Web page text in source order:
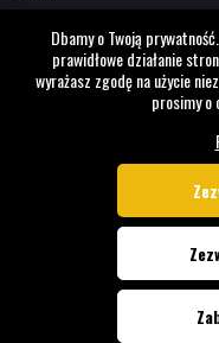
Współpraca B2B
Kontakty
© RAGNAROK
Dbamy o Twoją
prawidłowe działanie
wyrażasz zgodę na użycie
prosimy o